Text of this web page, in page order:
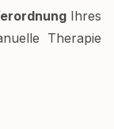
Ihres
Therapie